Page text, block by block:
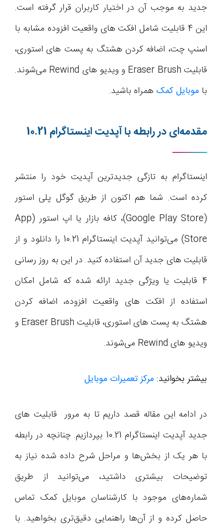
جدید به موجب آن در اختیار کاربران قرار گرفته است.
این 4 قابلیت شامل افکت های واقعیت افزوده مشابه با
اسنپ چت، اضافه کردن هشتگ به پست های استوری،
قابلیت Eraser Brush و ویدیو های Rewind می‌شوند.
با موبایل کمک همراه باشید.
مقدمه‌ای در رابطه با آپدیت اینستاگرام 10.21
اینستاگرام به تازگی جدیدترین آپدیت خود را منتشر
کرده است. شما هم اکنون از طریق گوگل پلی استور
(Google Play Store)، کافه بازار یا اپ استور (App
Store) می‌توانید آپدیت اینستاگرام 10.21 را دانلود و از
قابلیت های جدید آن استفاده کنید. در این به روز رسانی
4 قابلیت یا ویژگی جدید ارائه شده که شامل امکان
استفاده از افکت های واقعیت افزوده، اضافه کردن
هشتگ به پست های استوری، قابلیت Eraser Brush و
ویدیو های Rewind می‌شوند.
بیشتر بخوانید: مرکز تعمیرات موبایل
در ادامه این مقاله قصد داریم تا به مرور قابلیت های
جدید آپدیت اینستاگرام 10.21 بپردازیم. چنانچه در رابطه
با هر یک از بخش‌ها و مراحل شرح داده شده نیاز به
توضیحات بیشتری داشتید، می‌توانید از طریق
شماره‌های موجود با کارشناسان موبایل کمک تماس
حاصل کرده و از آن‌ها راهنمایی دقیق‌تری بخواهید. با